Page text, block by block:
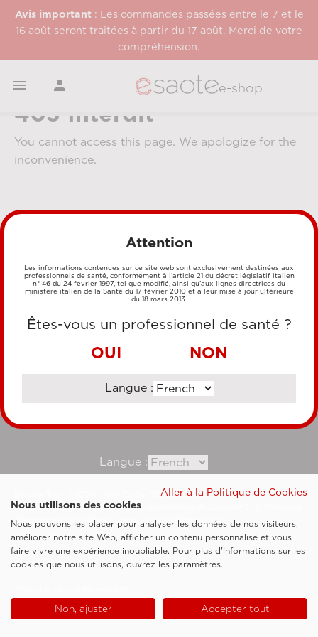
Avis important: Les commandes passées entre le 7 et le
16 août seront traitées à partir du 17 août. Merci de votre
compréhension.
  e-shop
403 Interdit
You cannot access this page. We apologize for the
inconvenience.
MÉTHODES DE PAIEMENT
VIREMENT BANCAIRE
Langue :
Esaote SpA ©2026 - Vat Code IT05131180969
Société soumise à la gestion et à la coordination de Shanghai Luzi Enterprise
Management Consultancy Center (Limited Partnership)
Clauses légales
Cookie Policy
Attention
Les informations contenues sur ce site web sont exclusivement destinées aux
professionnels de santé, conformément à l’article 21 du décret législatif italien
n° 46 du 24 février 1997, tel que modifié, ainsi qu’aux lignes directrices du
ministère italien de la Santé du 17 février 2010 et à leur mise à jour ultérieure
du 18 mars 2013.
Êtes-vous un professionnel de santé ?
OUI NON
Langue :
Aller à la Politique de Cookies
Nous utilisons des cookies
Nous pouvons les placer pour analyser les données de nos visiteurs,
améliorer notre site Web, afficher un contenu personnalisé et vous
faire vivre une expérience inoubliable. Pour plus d'informations sur les
cookies que nous utilisons, ouvrez les paramètres.
Non, ajuster Accepter tout